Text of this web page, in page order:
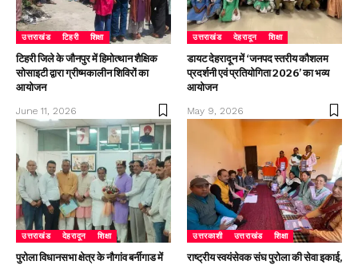
उत्तराखंड टिहरी शिक्षा
टिहरी जिले के जौनपुर में हिमोत्थान शैक्षिक
सोसाइटी द्वारा ग्रीष्मकालीन शिविरों का
आयोजन
June 11, 2026
उत्तराखंड देहरादून शिक्षा
डायट देहरादून में ‘जनपद स्तरीय कौशलम
प्रदर्शनी एवं प्रतियोगिता 2026’ का भव्य
आयोजन
May 9, 2026
उत्तराखंड देहरादून शिक्षा
पुरोला विधानसभा क्षेत्र के नौगांव बर्नीगाड में
उत्तरकाशी उत्तराखंड शिक्षा
राष्ट्रीय स्वयंसेवक संघ पुरोला की सेवा इकाई,